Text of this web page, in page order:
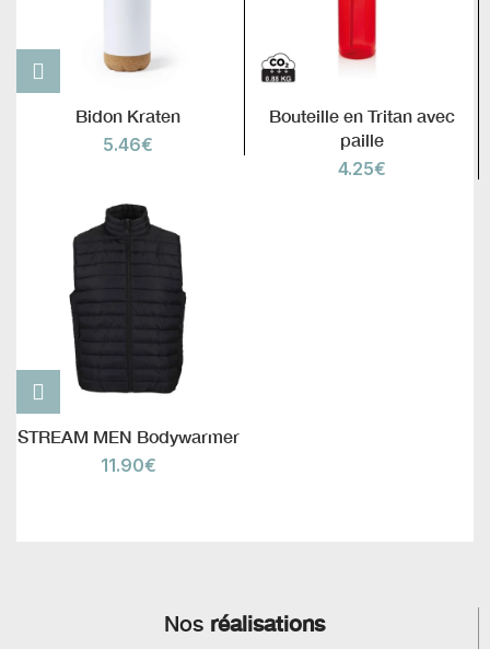
Bidon Kraten
5.46€
Bouteille en Tritan avec
paille
4.25€
STREAM MEN Bodywarmer
11.90€
Nos réalisations